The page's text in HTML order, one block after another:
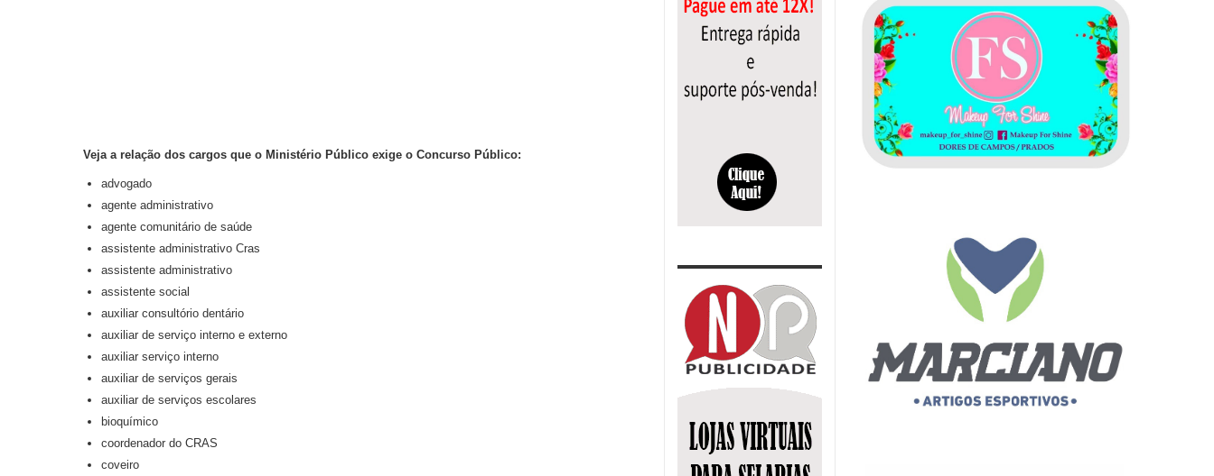
Veja a relação dos cargos que o Ministério Público exige o Concurso Público:
advogado
agente administrativo
agente comunitário de saúde
assistente administrativo Cras
assistente administrativo
assistente social
auxiliar consultório dentário
auxiliar de serviço interno e externo
auxiliar serviço interno
auxiliar de serviços gerais
auxiliar de serviços escolares
bioquímico
coordenador do CRAS
coveiro